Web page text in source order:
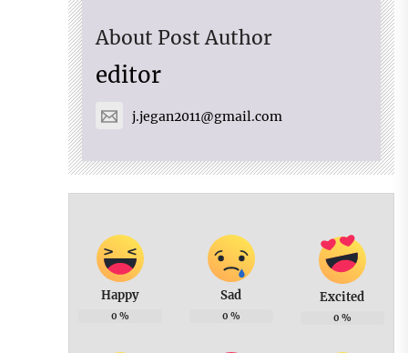
About Post Author
editor
j.jegan2011@gmail.com
Happy
0 %
Sad
0 %
Excited
0 %